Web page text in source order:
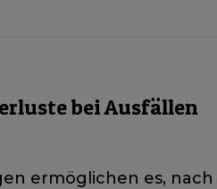
bei Ausfällen
ermöglichen es, nach